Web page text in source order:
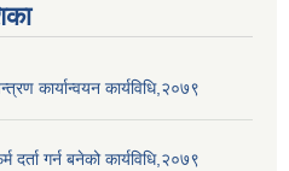
कार्यान्वयन कार्यविधि,२०७९
दर्ता गर्न बनेको कार्यविधि,२०७९